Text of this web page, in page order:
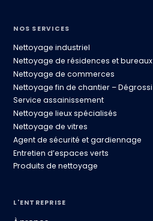
NOS SERVICES
Nettoyage industriel
Nettoyage de résidences et bureaux
Nettoyage de commerces
Nettoyage fin de chantier – Dégrossi
Service assainissement
Nettoyage lieux spécialisés
Nettoyage de vitres
Agent de sécurité et gardiennage
Entretien d’espaces verts
Produits de nettoyage
L'ENTREPRISE